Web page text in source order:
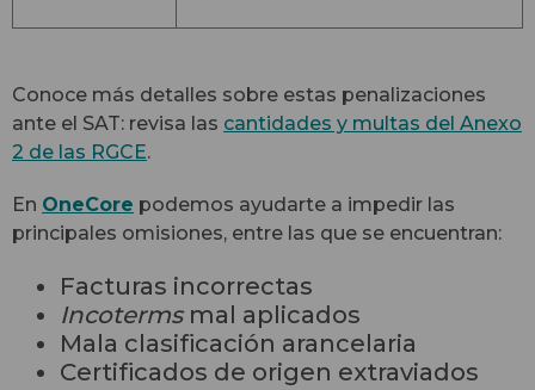
Conoce más detalles sobre estas penalizaciones
ante el SAT: revisa las cantidades y multas del Anexo
2 de las RGCE.
En OneCore podemos ayudarte a impedir las
principales omisiones, entre las que se encuentran:
Facturas incorrectas
Incotermsmal aplicados
Mala clasificación arancelaria
Certificados de origen extraviados